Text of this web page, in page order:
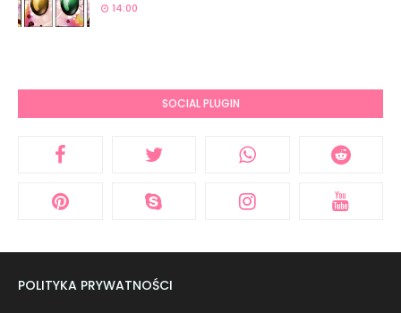
14:00
SOCIAL PLUGIN
POLITYKA PRYWATNOŚCI